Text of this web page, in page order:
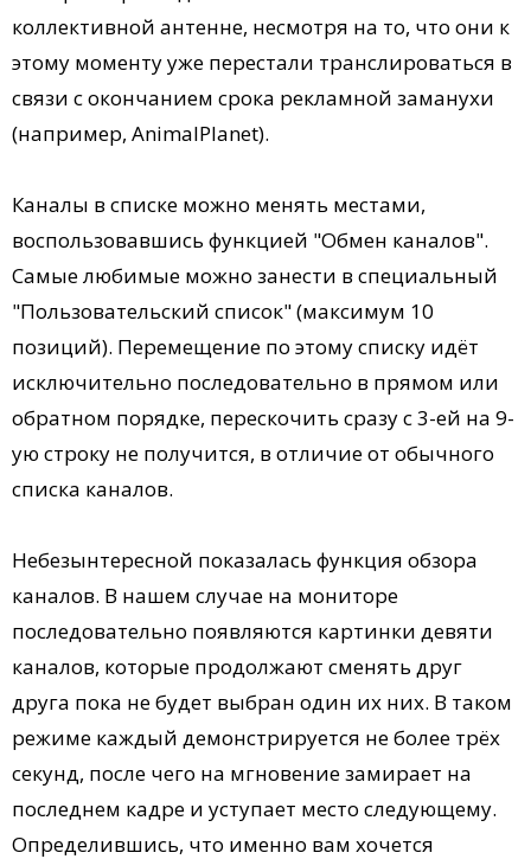
коллективной антенне, несмотря на то, что они к
этому моменту уже перестали транслироваться в
связи с окончанием срока рекламной заманухи
(например, AnimalPlanet).
Каналы в списке можно менять местами,
воспользовавшись функцией "Обмен каналов".
Самые любимые можно занести в специальный
"Пользовательский список" (максимум 10
позиций). Перемещение по этому списку идёт
исключительно последовательно в прямом или
обратном порядке, перескочить сразу с 3-ей на 9-
ую строку не получится, в отличие от обычного
списка каналов.
Небезынтересной показалась функция обзора
каналов. В нашем случае на мониторе
последовательно появляются картинки девяти
каналов, которые продолжают сменять друг
друга пока не будет выбран один их них. В таком
режиме каждый демонстрируется не более трёх
секунд, после чего на мгновение замирает на
последнем кадре и уступает место следующему.
Определившись, что именно вам хочется